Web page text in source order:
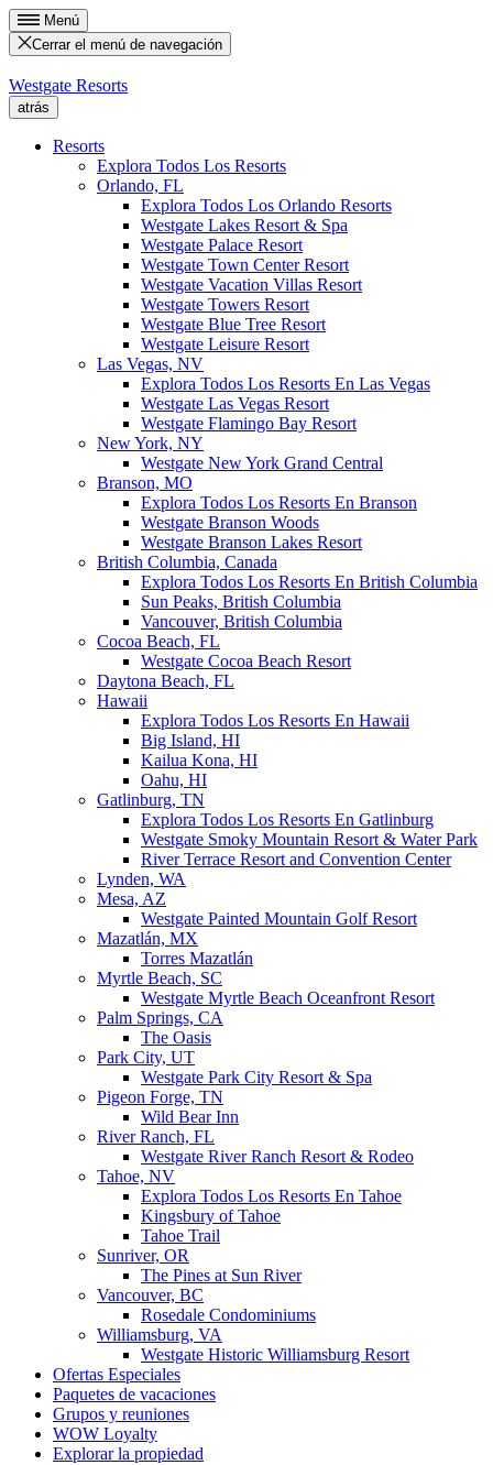
Menú
Cerrar el menú de navegación
Westgate Resorts
atrás
Resorts
Explora Todos Los Resorts
Orlando, FL
Explora Todos Los Orlando Resorts
Westgate Lakes Resort & Spa
Westgate Palace Resort
Westgate Town Center Resort
Westgate Vacation Villas Resort
Westgate Towers Resort
Westgate Blue Tree Resort
Westgate Leisure Resort
Las Vegas, NV
Explora Todos Los Resorts En Las Vegas
Westgate Las Vegas Resort
Westgate Flamingo Bay Resort
New York, NY
Westgate New York Grand Central
Branson, MO
Explora Todos Los Resorts En Branson
Westgate Branson Woods
Westgate Branson Lakes Resort
British Columbia, Canada
Explora Todos Los Resorts En British Columbia
Sun Peaks, British Columbia
Vancouver, British Columbia
Cocoa Beach, FL
Westgate Cocoa Beach Resort
Daytona Beach, FL
Hawaii
Explora Todos Los Resorts En Hawaii
Big Island, HI
Kailua Kona, HI
Oahu, HI
Gatlinburg, TN
Explora Todos Los Resorts En Gatlinburg
Westgate Smoky Mountain Resort & Water Park
River Terrace Resort and Convention Center
Lynden, WA
Mesa, AZ
Westgate Painted Mountain Golf Resort
Mazatlán, MX
Torres Mazatlán
Myrtle Beach, SC
Westgate Myrtle Beach Oceanfront Resort
Palm Springs, CA
The Oasis
Park City, UT
Westgate Park City Resort & Spa
Pigeon Forge, TN
Wild Bear Inn
River Ranch, FL
Westgate River Ranch Resort & Rodeo
Tahoe, NV
Explora Todos Los Resorts En Tahoe
Kingsbury of Tahoe
Tahoe Trail
Sunriver, OR
The Pines at Sun River
Vancouver, BC
Rosedale Condominiums
Williamsburg, VA
Westgate Historic Williamsburg Resort
Ofertas Especiales
Paquetes de vacaciones
Grupos y reuniones
WOW Loyalty
Explorar la propiedad